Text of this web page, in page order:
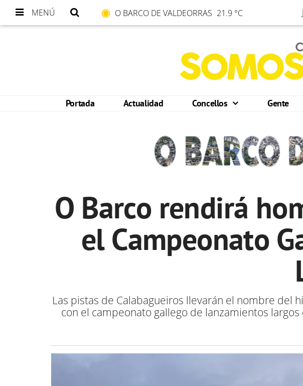
MENÚ O BARCO DE VALDEORRAS 21.9 °C
Portada Actualidad Concellos Gente
O Barco rendirá
el Campeonato
Las pistas de Calabagueiros llevarán el nombre del
con el campeonato gallego de lanzamientos